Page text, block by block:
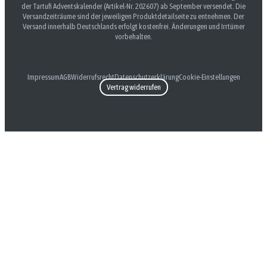
der Tartufi Adventskalender (Artikel-Nr. 202607) ab September versendet. Die
Versandzeiträume sind der jeweiligen Produktdetailseite zu entnehmen. Der
Versand innerhalb Deutschlands erfolgt kostenfrei. Änderungen und Irrtümer
vorbehalten.
ImpressumAGBWiderrufsrechtDatenschutzerklärungCookie-Einstellungen
Vertrag widerrufen